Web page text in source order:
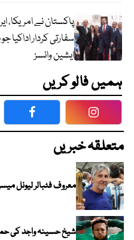
پاکستان نے امریکا،
سفارتی کردار اداکیا
ایشین وائسز
ہمیں فالو کریں
Facebook
متعلقہ خبریں
معروف فٹبالر لیونل
شیخ حسینہ واجد کی